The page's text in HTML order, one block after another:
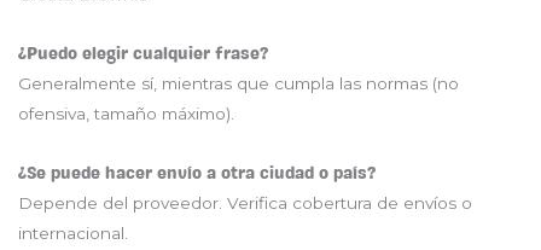
¿Puedo elegir cualquier frase?
Generalmente sí, mientras que cumpla las normas (no
ofensiva, tamaño máximo).
¿Se puede hacer envío a otra ciudad o país?
Depende del proveedor. Verifica cobertura de envíos o
internacional.